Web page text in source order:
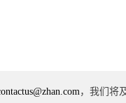
，我们将